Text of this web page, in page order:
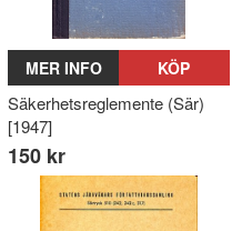
MER INFO KÖP
Säkerhetsreglemente (Sär)
[1947]
150 kr